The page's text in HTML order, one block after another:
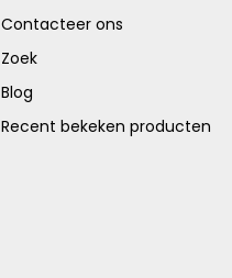
Contacteer ons
Zoek
Blog
Recent bekeken producten